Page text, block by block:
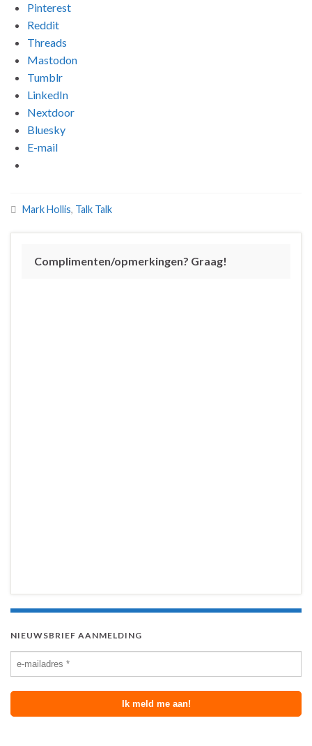
Pinterest
Reddit
Threads
Mastodon
Tumblr
LinkedIn
Nextdoor
Bluesky
E-mail
Mark Hollis, Talk Talk
Complimenten/opmerkingen? Graag!
NIEUWSBRIEF AANMELDING